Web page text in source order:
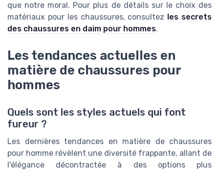
que notre moral. Pour plus de détails sur le choix des
matériaux pour les chaussures, consultez
les secrets
des chaussures en daim pour hommes.
Les tendances actuelles en
matière de chaussures pour
hommes
Quels sont les styles actuels qui font
fureur ?
Les dernières tendances en matière de chaussures
pour homme révèlent une diversité frappante, allant de
l'élégance décontractée à des options plus